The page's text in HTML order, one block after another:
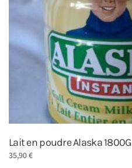
Lait en poudre Alaska 1800G
35,90€